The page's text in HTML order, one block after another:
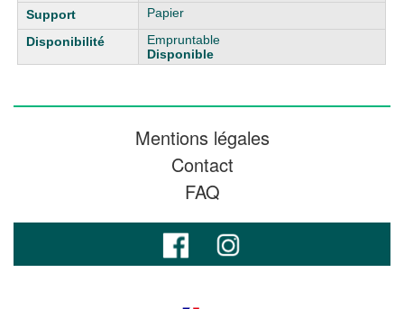
Papier
Empruntable
Disponible
Mentions légales
Contact
FAQ